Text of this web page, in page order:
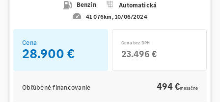
Benzín
Automatická
41 076km 10/06/2024
Cena
28.900 €
Cena bez DPH
23.496 €
Obľúbené financovanie 494 €mesačne